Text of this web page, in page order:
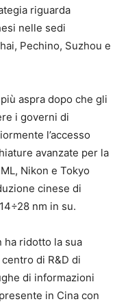
riguarda
nelle sedi
Pechino, Suzhou e
aspra dopo che gli
i governi di
l’accesso
avanzate per la
Nikon e Tokyo
cinese di
nm in su.
ha ridotto la sua
di R&D di
di informazioni
in Cina con